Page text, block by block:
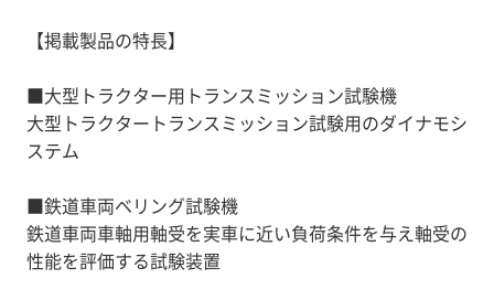
【掲載製品の特長】
■大型トラクター用トランスミッション試験機
大型トラクタートランスミッション試験用のダイナモシ
ステム
■鉄道車両ベリング試験機
鉄道車両車軸用軸受を実車に近い負荷条件を与え軸受の
性能を評価する試験装置